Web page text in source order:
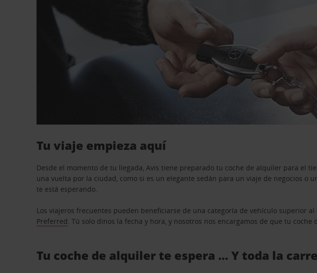
Tu viaje empieza aquí
Desde el momento de tu llegada, Avis tiene preparado tu coche de alquiler para el
una vuelta por la ciudad, como si es un elegante sedán para un viaje de negocios
te está esperando.
Los viajeros frecuentes pueden beneficiarse de una categoría de vehículo superior
Preferred. Tú solo dinos la fecha y hora, y nosotros nos encargamos de que tu
Tu coche de alquiler te espera … Y toda la